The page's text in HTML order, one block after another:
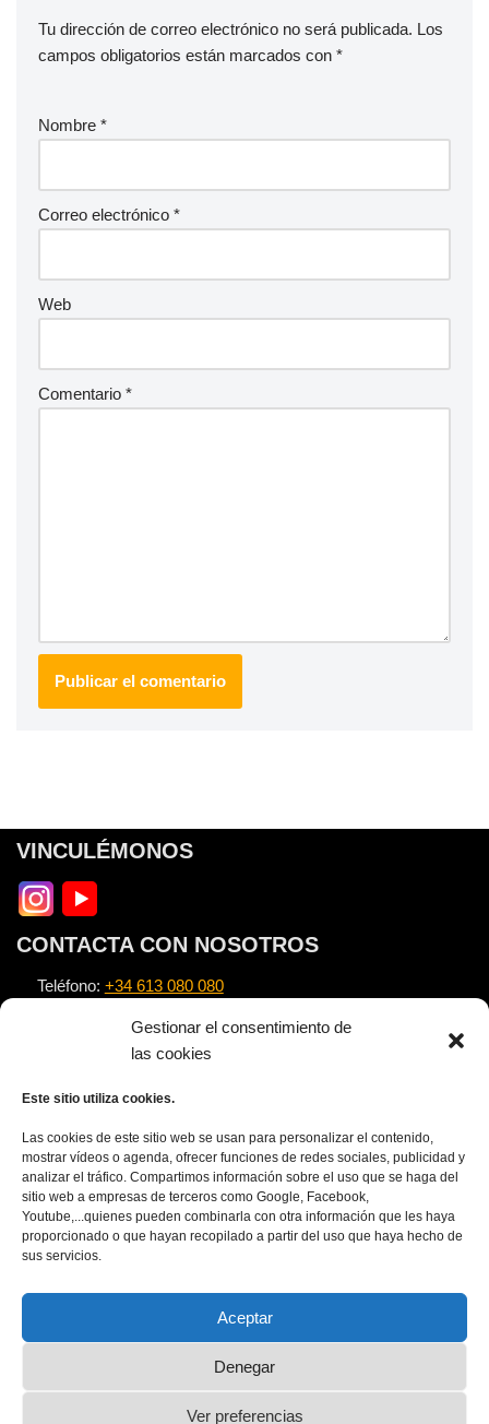
Gestionar el consentimiento de
las cookies
Este sitio utiliza cookies.
Las cookies de este sitio web se usan para personalizar el contenido,
mostrar vídeos o agenda, ofrecer funciones de redes sociales, publicidad y
analizar el tráfico. Compartimos información sobre el uso que se haga del
sitio web a empresas de terceros como Google, Facebook,
Youtube,...quienes pueden combinarla con otra información que les haya
proporcionado o que hayan recopilado a partir del uso que haya hecho de
sus servicios.
Aceptar
Denegar
Ver preferencias
Tu dirección de correo electrónico no será publicada. Los
campos obligatorios están marcados con *
Nombre *
Correo electrónico *
Web
Comentario *
VINCULÉMONOS
CONTACTA CON NOSOTROS
Teléfono: +34 613 080 080
https://escuela.alexnovell.com
Nota Legal
Política de privacidad
Política de cookies
APÚNTATE AL NEWSLETTER